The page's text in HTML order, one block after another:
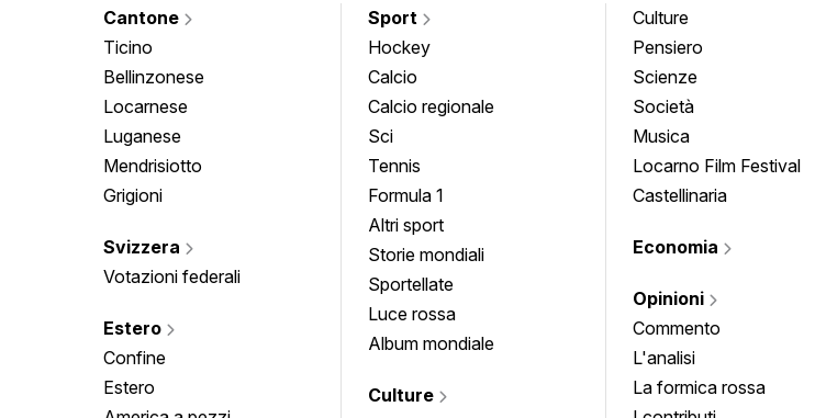
Cantone
Ticino
Bellinzonese
Locarnese
Luganese
Mendrisiotto
Grigioni
Svizzera
Votazioni federali
Estero
Confine
Estero
Sport
Hockey
Calcio
Calcio regionale
Sci
Tennis
Formula 1
Altri sport
Storie mondiali
Sportellate
Luce rossa
Album mondiale
Culture
Culture
Pensiero
Scienze
Società
Musica
Locarno Film Festival
Castellinaria
Economia
Opinioni
Commento
L'analisi
La formica rossa